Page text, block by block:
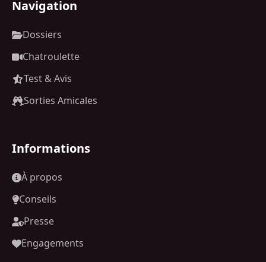
Navigation
Dossiers
Chatroulette
Test & Avis
Sorties Amicales
Informations
À propos
Conseils
Presse
Engagements